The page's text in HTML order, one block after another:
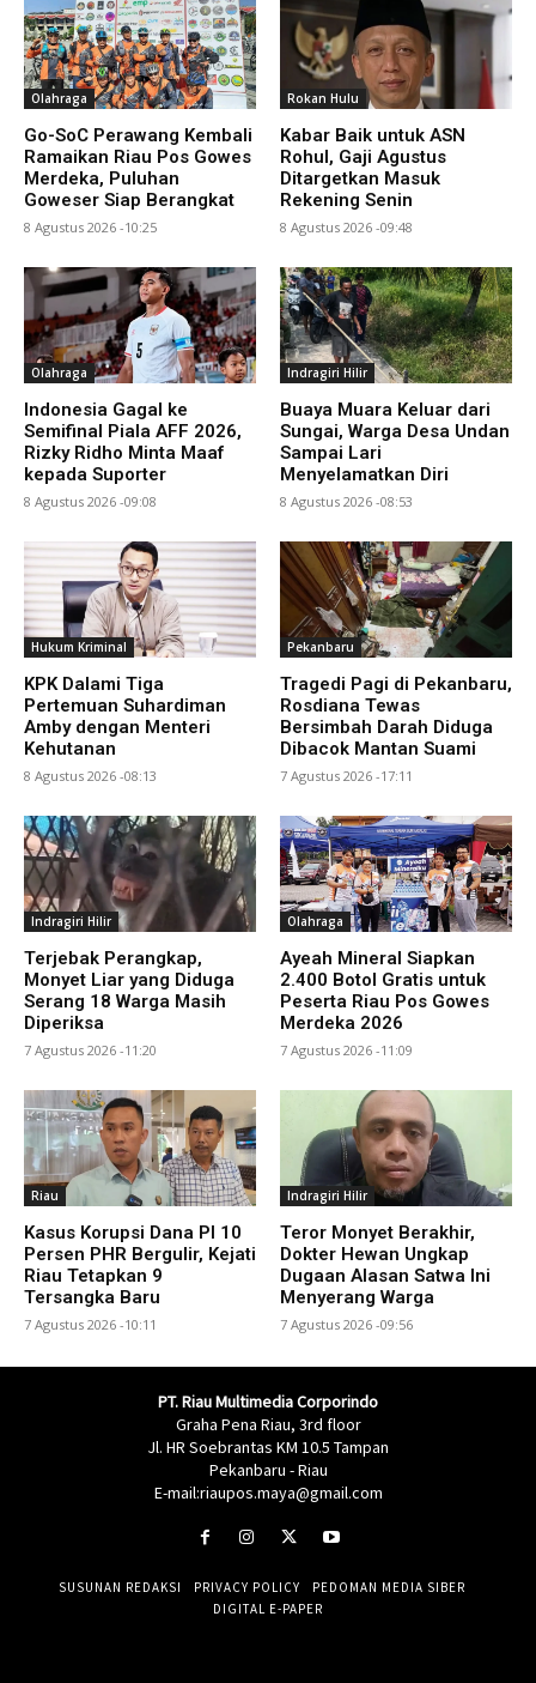
Olahraga
Go-SoC Perawang Kembali
Ramaikan Riau Pos Gowes
Merdeka, Puluhan
Goweser Siap Berangkat
8 Agustus 2026 -10:25
Rokan Hulu
Kabar Baik untuk ASN
Rohul, Gaji Agustus
Ditargetkan Masuk
Rekening Senin
8 Agustus 2026 -09:48
Olahraga
Indonesia Gagal ke
Semifinal Piala AFF 2026,
Rizky Ridho Minta Maaf
kepada Suporter
8 Agustus 2026 -09:08
Indragiri Hilir
Buaya Muara Keluar dari
Sungai, Warga Desa Undan
Sampai Lari
Menyelamatkan Diri
8 Agustus 2026 -08:53
Hukum Kriminal
KPK Dalami Tiga
Pertemuan Suhardiman
Amby dengan Menteri
Kehutanan
8 Agustus 2026 -08:13
Pekanbaru
Tragedi Pagi di Pekanbaru,
Rosdiana Tewas
Bersimbah Darah Diduga
Dibacok Mantan Suami
7 Agustus 2026 -17:11
Indragiri Hilir
Terjebak Perangkap,
Monyet Liar yang Diduga
Serang 18 Warga Masih
Diperiksa
7 Agustus 2026 -11:20
Olahraga
Ayeah Mineral Siapkan
2.400 Botol Gratis untuk
Peserta Riau Pos Gowes
Merdeka 2026
7 Agustus 2026 -11:09
Riau
Kasus Korupsi Dana PI 10
Persen PHR Bergulir, Kejati
Riau Tetapkan 9
Tersangka Baru
7 Agustus 2026 -10:11
Indragiri Hilir
Teror Monyet Berakhir,
Dokter Hewan Ungkap
Dugaan Alasan Satwa Ini
Menyerang Warga
7 Agustus 2026 -09:56
PT. Riau Multimedia Corporindo
Graha Pena Riau, 3rd floor
Jl. HR Soebrantas KM 10.5 Tampan
Pekanbaru - Riau
E-mail:riaupos.maya@gmail.com
SUSUNAN REDAKSI PRIVACY POLICY
PEDOMAN MEDIA SIBER
DIGITAL E-PAPER